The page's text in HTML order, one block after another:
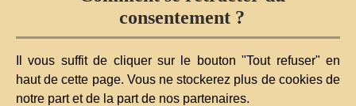
consentement ?
Il vous suffit de cliquer sur le bouton "Tout refuser" en
haut de cette page. Vous ne stockerez plus de cookies de
notre part et de la part de nos partenaires.